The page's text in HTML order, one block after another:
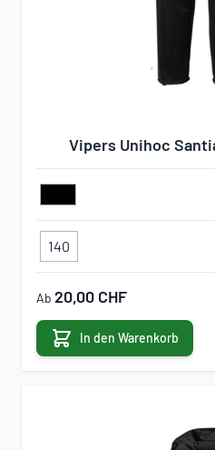
Vipers Unihoc
140
Ab 20,00 CHF
In den Warenkorb